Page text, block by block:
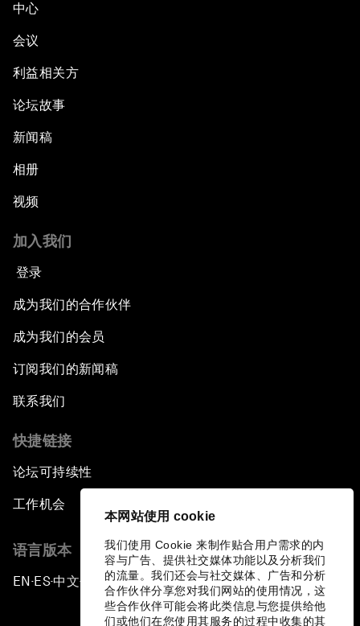
本网站使用 cookie
我们使用 Cookie 来制作贴合用户需求的内
容与广告、提供社交媒体功能以及分析我们
的流量。我们还会与社交媒体、广告和分析
合作伙伴分享您对我们网站的使用情况，这
些合作伙伴可能会将此类信息与您提供给他
们或他们在您使用其服务的过程中收集的其
中心
会议
利益相关方
论坛故事
新闻稿
相册
视频
加入我们
登录
成为我们的合作伙伴
成为我们的会员
订阅我们的新闻稿
联系我们
快捷链接
论坛可持续性
工作机会
语言版本
EN ▪ES▪中文▪ 日本語